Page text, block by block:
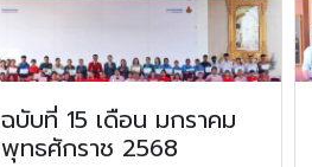
ฉบับที่ 15 เดือน มกราคม
พุทธศักราช 2568